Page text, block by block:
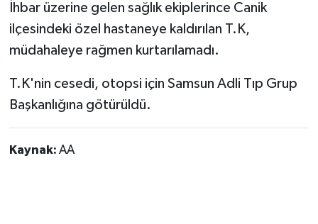
İhbar üzerine gelen sağlık ekiplerince Canik
ilçesindeki özel hastaneye kaldırılan T.K,
müdahaleye rağmen kurtarılamadı.
T.K'nin cesedi, otopsi için Samsun Adli Tıp Grup
Başkanlığına götürüldü.
Kaynak: AA